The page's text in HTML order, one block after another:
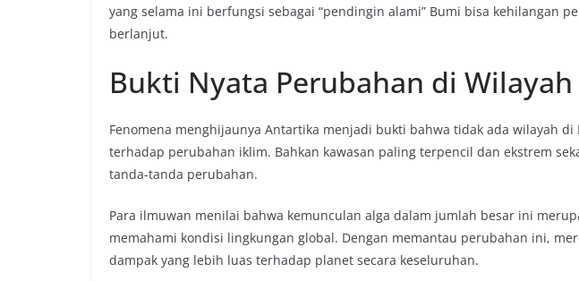
yang selama ini berfungsi sebagai “pendingin alami” Bumi bisa kehilangan
berlanjut.
Bukti Nyata Perubahan di
Fenomena menghijaunya Antartika menjadi bukti bahwa tidak ada wilayah
terhadap perubahan iklim. Bahkan kawasan paling terpencil dan ekstrem
tanda-tanda perubahan.
Para ilmuwan menilai bahwa kemunculan alga dalam jumlah besar ini
memahami kondisi lingkungan global. Dengan memantau perubahan ini,
dampak yang lebih luas terhadap planet secara keseluruhan.